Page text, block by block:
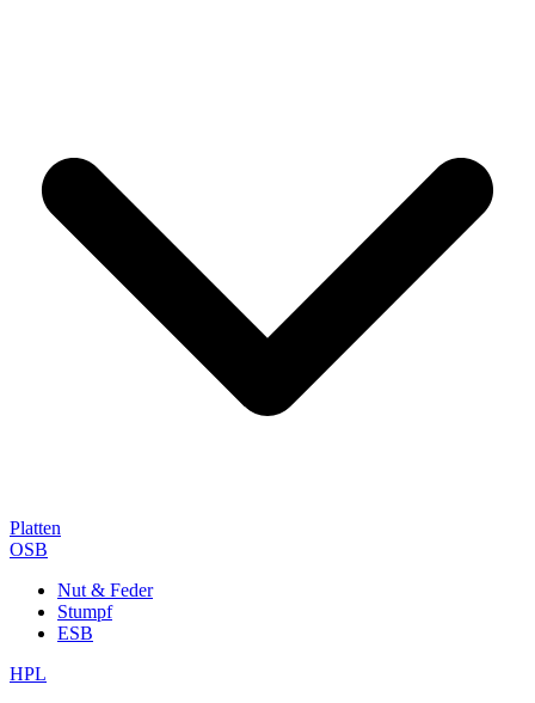
Platten
OSB
Nut & Feder
Stumpf
ESB
HPL